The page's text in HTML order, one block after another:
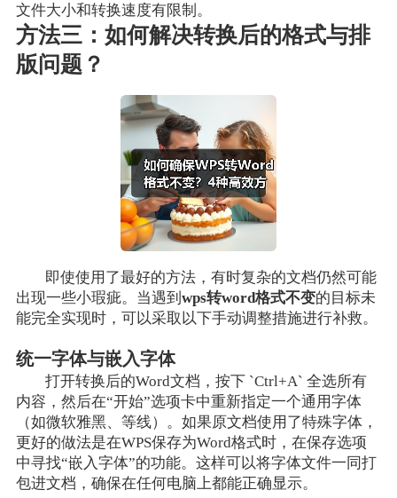
文件大小和转换速度有限制。
方法三：如何解决转换后的格式与排
版问题？
即使使用了最好的方法，有时复杂的文档仍然可能
出现一些小瑕疵。当遇到 wps转word格式不变的目标未
能完全实现时，可以采取以下手动调整措施进行补救。
统一字体与嵌入字体
打开转换后的Word文档，按下 `Ctrl+A` 全选所有
内容，然后在“开始”选项卡中重新指定一个通用字体
（如微软雅黑、等线）。如果原文档使用了特殊字体，
更好的做法是在WPS保存为Word格式时，在保存选项
中寻找“嵌入字体”的功能。这样可以将字体文件一同打
包进文档，确保在任何电脑上都能正确显示。